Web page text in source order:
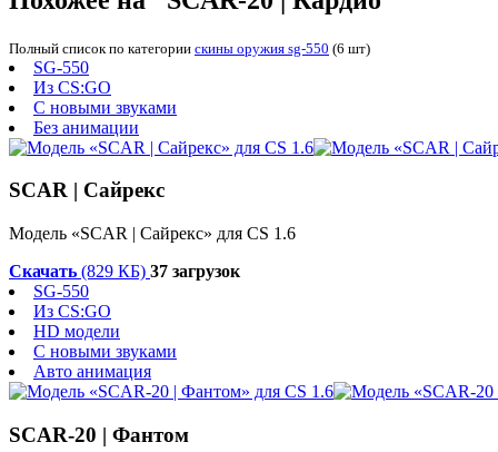
Полный список по категории скины оружия sg-550 (6 шт)
SG-550
Из CS:GO
С новыми звуками
Без анимации
SCAR | Сайрекс
Модель «SCAR | Сайрекс» для CS 1.6
Скачать (829 КБ) 37 загрузок
SG-550
Из CS:GO
HD модели
С новыми звуками
Авто анимация
SCAR-20 | Фантом